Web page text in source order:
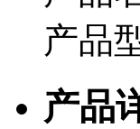
产品
产品